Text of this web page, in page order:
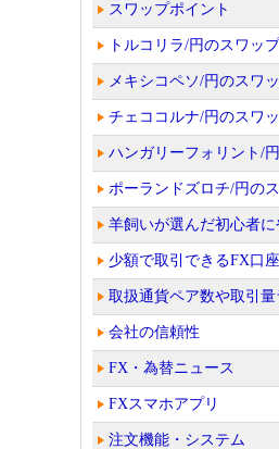
スワップポイント
トルコリラ/円のスワップ
メキシコペソ/円のスワ
チェココルナ/円のスワ
ハンガリーフォリント/
ポーランドズロチ/円の
羊飼いが選んだ初心者
少額で取引できるFX口座
取扱通貨ペア数や取引
会社の信頼性
FX・為替ニュース
FXスマホアプリ
注文機能・システム